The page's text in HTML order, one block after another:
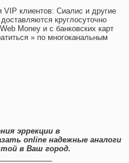
VIP клиентов: Сиалис и другие
круглосуточно
Money и с банковских карт
» по многоканальным
эррекции в
online надежные аналоги
в Ваш город.